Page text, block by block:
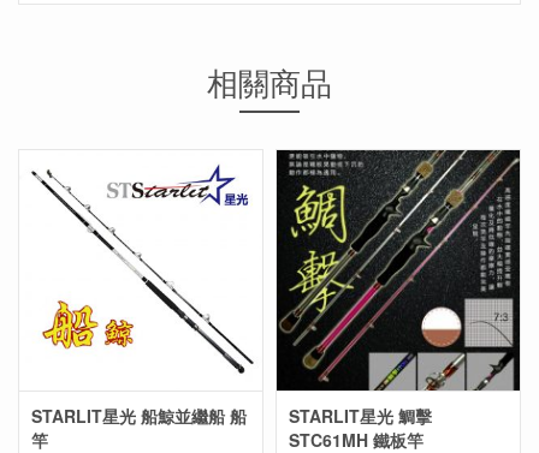
相關商品
STARLIT星光 船鯨並繼船 船
竿
STARLIT星光 鯛擊
STC61MH 鐵板竿